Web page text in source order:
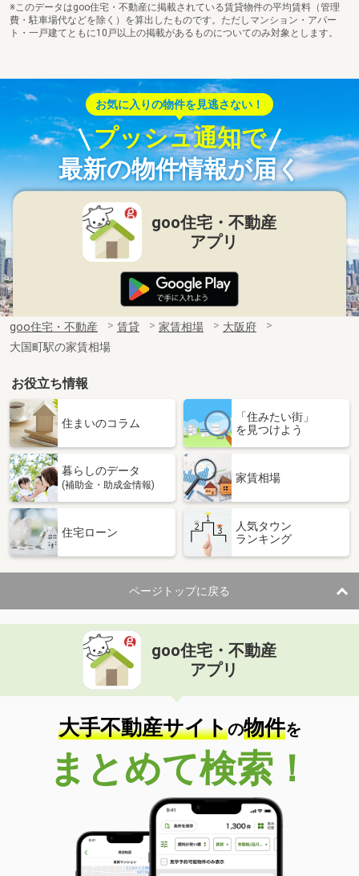
※このデータはgoo住宅・不動産に掲載されている賃貸物件の平均賃料（管理
費・駐車場代などを除く）を算出したものです。ただしマンション・アパー
ト・一戸建てともに10戸以上の掲載があるものについてのみ対象とします。
お気に入りの物件を見逃さない！
プッシュ通知で
最新の物件情報が届く
goo住宅・不動産
アプリ
goo住宅・不動産 賃貸 家賃相場
大阪府
大国町駅の家賃相場
お役立ち情報
住まいのコラム
「住みたい街」
を見つけよう
暮らしのデータ
(補助金・助成金情報)
家賃相場
住宅ローン
人気タウン
ランキング
ページトップに戻る
goo住宅・不動産
アプリ
大手不動産サイトの物件を
まとめて検索！